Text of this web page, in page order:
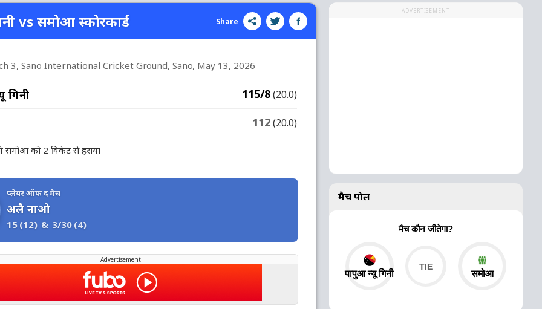
vs समोआ स्कोरकार्ड Share
3, Sano International Cricket Ground, Sano, May 13, 2026
गिनी 115/8(20.0)
112(20.0)
समोआ को 2 विकेट से हराया
प्लेयर ऑफ द मैच
अलै नाओ
15 (12) & 3/30 (4)
Advertisement
ADVERTISEMENT
मैच पोल
मैच कौन जीतेगा?
पापुआ न्यू गिनी समोआ